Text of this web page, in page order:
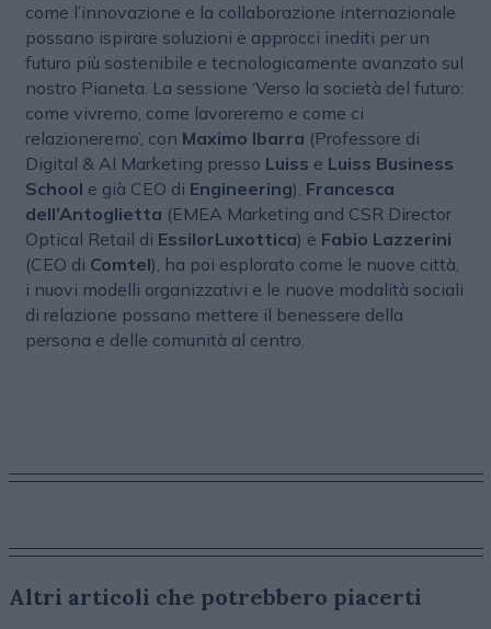
come l’innovazione e la collaborazione internazionale
possano ispirare soluzioni e approcci inediti per un
futuro più sostenibile e tecnologicamente avanzato sul
nostro Pianeta. La sessione ‘Verso la società del futuro:
come vivremo, come lavoreremo e come ci
relazioneremo’, con Maximo Ibarra (Professore di
Digital & AI Marketing presso Luiss e Luiss Business
School e già CEO di Engineering), Francesca
dell’Antoglietta (EMEA Marketing and CSR Director
Optical Retail di EssilorLuxottica) e Fabio Lazzerini
(CEO di Comtel), ha poi esplorato come le nuove città,
i nuovi modelli organizzativi e le nuove modalità sociali
di relazione possano mettere il benessere della
persona e delle comunità al centro.
Altri articoli che potrebbero piacerti